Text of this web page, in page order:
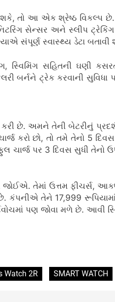
તો આ એક શ્રેષ્ઠ વિકલ્પ
સેન્સર અને સ્લીપ
સંપૂર્ણ સ્વાસ્થ્ય ડેટા બતાવી
સ્વિમિંગ સહિતની
ટ્રેક કરવાની સુવિધા
છે. અમને તેની બેટરીનું
કરો છો, તો તમે તેનો 5
ચાર્જ પર 3 દિવસ સુધી તેનો
તેમાં ઉત્તમ ફીચર્સ,
કંપનીએ તેને 17,999
પણ જોવા મળે છે. આવી
Watch 2R SMART WATCH